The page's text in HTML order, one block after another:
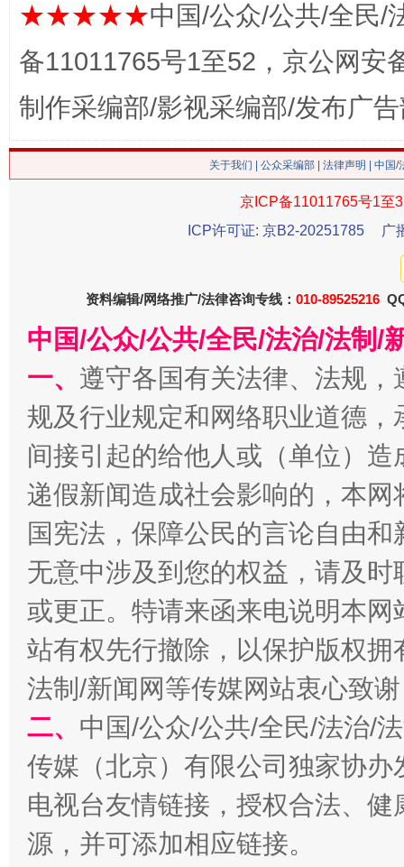
网上购药对药下症？
在谋一域中谋全局
今
习近平的博鳌关键词
魏明亮
★★★★★中国/公众/公共/全民/
备11011765号1至52，京公网安
制作采编部/影视采编部/发布广
关于我们 公众采编部 法律声明 | 中国
京ICP备11011765号1至
ICP许可证: 京B2-20251785
广
资料编辑/网络推广/法律咨询专线： 010-89525216
中国/公众/公共/全民/法治/法制/
一、 遵守各国有关法律、法规
规及行业规定和网络职业道德
间接引起的给他人或（单位）
递假新闻造成社会影响的，本
国宪法，保障公民的言论自由
无意中涉及到您的权益，请及
或更正。特请来函来电说明本
站有权先行撤除，以保护版权
法制/新闻网等传媒网站衷心致
二、 中国/公众/公共/全民/法治/
传媒（北京）有限公司独家协
电视台友情链接，授权合法、
源，并可添加相应链接。